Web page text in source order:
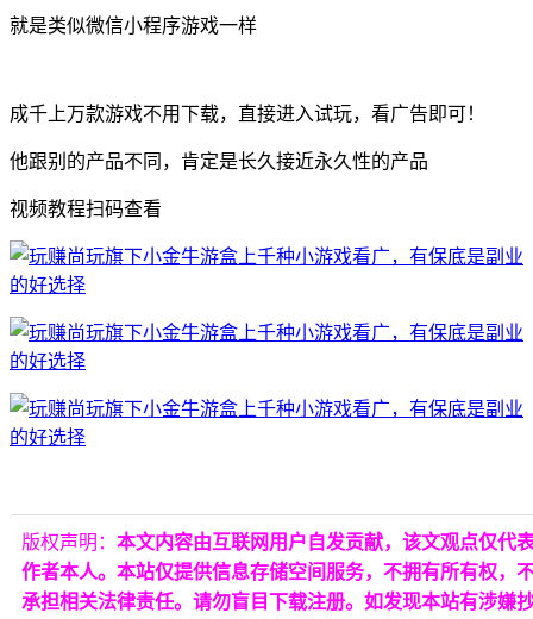
就是类似微信小程序游戏一样
成千上万款游戏不用下载，直接进入试玩，看广告即可！
他跟别的产品不同，肯定是长久接近永久性的产品
视频教程扫码查看
版权声明： 本文内容由互联网用户自发贡献，该文观点仅代
作者本人。本站仅提供信息存储空间服务，不拥有所有权，
承担相关法律责任。请勿盲目下载注册。如发现本站有涉嫌